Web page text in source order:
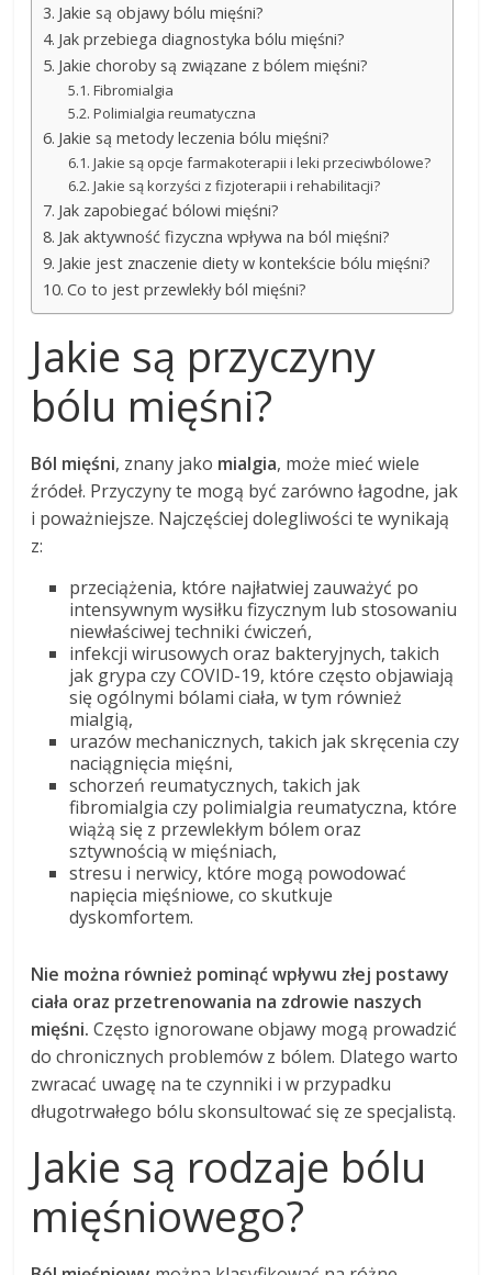
Jakie są objawy bólu mięśni?
Jak przebiega diagnostyka bólu mięśni?
Jakie choroby są związane z bólem mięśni?
Fibromialgia
Polimialgia reumatyczna
Jakie są metody leczenia bólu mięśni?
Jakie są opcje farmakoterapii i leki przeciwbólowe?
Jakie są korzyści z fizjoterapii i rehabilitacji?
Jak zapobiegać bólowi mięśni?
Jak aktywność fizyczna wpływa na ból mięśni?
Jakie jest znaczenie diety w kontekście bólu mięśni?
Co to jest przewlekły ból mięśni?
Jakie są przyczyny
bólu mięśni?
Ból mięśni, znany jako mialgia, może mieć wiele
źródeł. Przyczyny te mogą być zarówno łagodne, jak
i poważniejsze. Najczęściej dolegliwości te wynikają
z:
przeciążenia, które najłatwiej zauważyć po
intensywnym wysiłku fizycznym lub stosowaniu
niewłaściwej techniki ćwiczeń,
infekcji wirusowych oraz bakteryjnych, takich
jak grypa czy COVID-19, które często objawiają
się ogólnymi bólami ciała, w tym również
mialgią,
urazów mechanicznych, takich jak skręcenia czy
naciągnięcia mięśni,
schorzeń reumatycznych, takich jak
fibromialgia czy polimialgia reumatyczna, które
wiążą się z przewlekłym bólem oraz
sztywnością w mięśniach,
stresu i nerwicy, które mogą powodować
napięcia mięśniowe, co skutkuje
dyskomfortem.
Nie można również pominąć wpływu złej postawy
ciała oraz przetrenowania na zdrowie naszych
mięśni. Często ignorowane objawy mogą prowadzić
do chronicznych problemów z bólem. Dlatego warto
zwracać uwagę na te czynniki i w przypadku
długotrwałego bólu skonsultować się ze specjalistą.
Jakie są rodzaje bólu
mięśniowego?